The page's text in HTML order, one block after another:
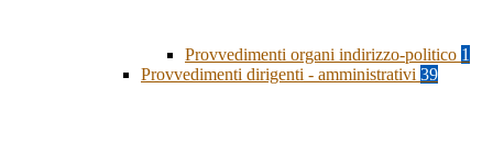
Provvedimenti organi indirizzo-politico 1
Provvedimenti dirigenti - amministrativi 39